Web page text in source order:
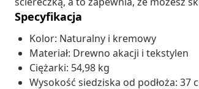
Specyfikacja
Kolor: Naturalny i kremowy
Materiał: Drewno akacji i tekstylen
Ciężarki: 54,98 kg
Wysokość siedziska od podłoża: 37